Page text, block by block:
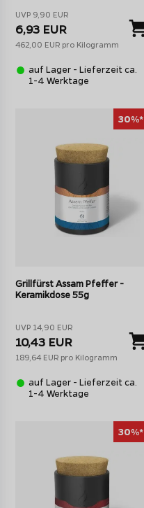
UVP 9,90 EUR
6,93 EUR
462,00 EUR pro Kilogramm
auf Lager - Lieferzeit ca.
1-4 Werktage
30%*
Grillfürst Assam Pfeffer -
Keramikdose 55g
UVP 14,90 EUR
10,43 EUR
189,64 EUR pro Kilogramm
auf Lager - Lieferzeit ca.
1-4 Werktage
30%*